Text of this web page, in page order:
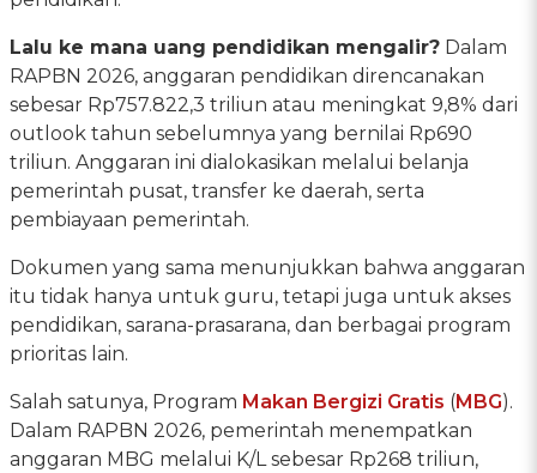
Lalu ke mana uang pendidikan mengalir? Dalam
RAPBN 2026, anggaran pendidikan direncanakan
sebesar Rp757.822,3 triliun atau meningkat 9,8% dari
outlook tahun sebelumnya yang bernilai Rp690
triliun. Anggaran ini dialokasikan melalui belanja
pemerintah pusat, transfer ke daerah, serta
pembiayaan pemerintah.
Dokumen yang sama menunjukkan bahwa anggaran
itu tidak hanya untuk guru, tetapi juga untuk akses
pendidikan, sarana-prasarana, dan berbagai program
prioritas lain.
Salah satunya, Program Makan Bergizi Gratis (MBG).
Dalam RAPBN 2026, pemerintah menempatkan
anggaran MBG melalui K/L sebesar Rp268 triliun,